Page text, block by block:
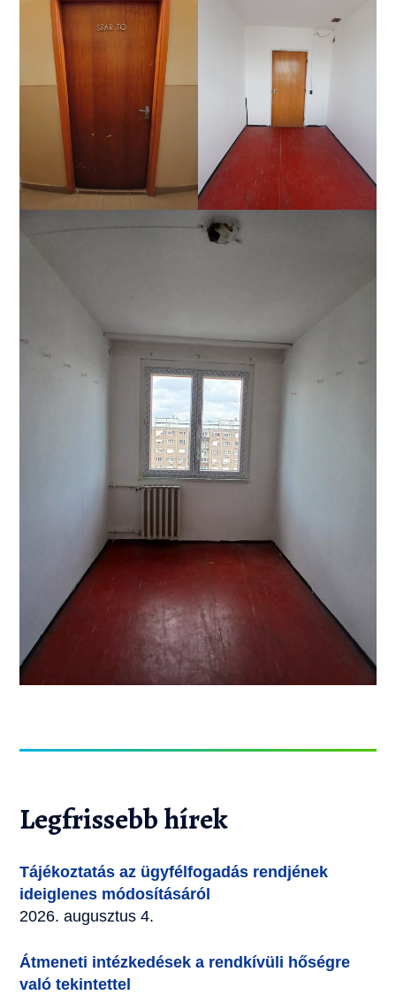
Legfrissebb hírek
Tájékoztatás az ügyfélfogadás rendjének
ideiglenes módosításáról
2026. augusztus 4.
Átmeneti intézkedések a rendkívüli hőségre
való tekintettel